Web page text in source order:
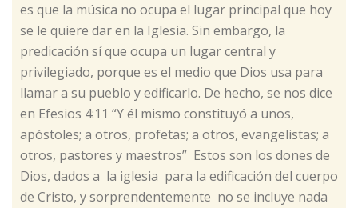
es que la música no ocupa el lugar principal que hoy
se le quiere dar en la Iglesia. Sin embargo, la
predicación sí que ocupa un lugar central y
privilegiado, porque es el medio que Dios usa para
llamar a su pueblo y edificarlo. De hecho, se nos dice
en Efesios 4:11 “Y él mismo constituyó a unos,
apóstoles; a otros, profetas; a otros, evangelistas; a
otros, pastores y maestros” Estos son los dones de
Dios, dados a la iglesia para la edificación del cuerpo
de Cristo, y sorprendentemente no se incluye nada